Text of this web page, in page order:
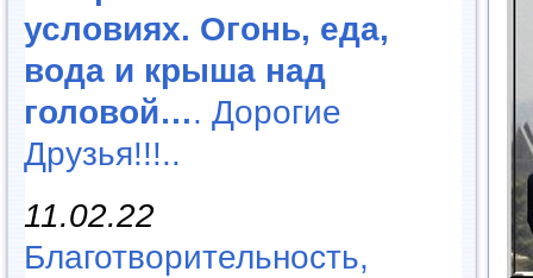
условиях. Огонь, еда,
вода и крыша над
головой…. Дорогие
Друзья!!!..
11.02.22
Благотворительность,